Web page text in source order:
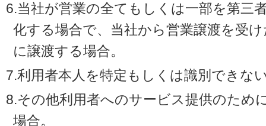
6.当社が営業の全てもしくは一部を第三
化する場合で、当社から営業譲渡を受
に譲渡する場合。
7.利用者本人を特定もしくは識別できな
8.その他利用者へのサービス提供のため
場合。